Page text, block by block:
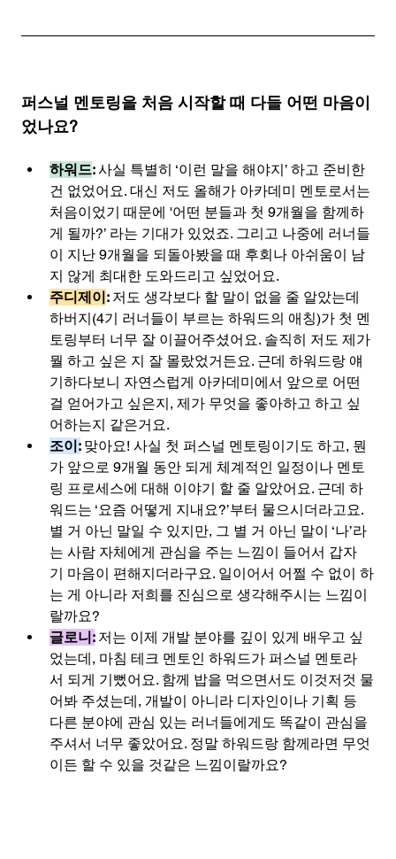
퍼스널 멘토링을 처음 시작할 때 다들 어떤 마음이
었나요?
하워드: 사실 특별히 ‘이런 말을 해야지’ 하고 준비한
건 없었어요. 대신 저도 올해가 아카데미 멘토로서는
처음이었기 때문에 '어떤 분들과 첫 9개월을 함께하
게 될까?’ 라는 기대가 있었죠. 그리고 나중에 러너들
이 지난 9개월을 되돌아봤을 때 후회나 아쉬움이 남
지 않게 최대한 도와드리고 싶었어요.
주디제이: 저도 생각보다 할 말이 없을 줄 알았는데
하버지(4기 러너들이 부르는 하워드의 애칭)가 첫 멘
토링부터 너무 잘 이끌어주셨어요. 솔직히 저도 제가
뭘 하고 싶은 지 잘 몰랐었거든요. 근데 하워드랑 얘
기하다보니 자연스럽게 아카데미에서 앞으로 어떤
걸 얻어가고 싶은지, 제가 무엇을 좋아하고 하고 싶
어하는지 같은거요.
조이: 맞아요! 사실 첫 퍼스널 멘토링이기도 하고, 뭔
가 앞으로 9개월 동안 되게 체계적인 일정이나 멘토
링 프로세스에 대해 이야기 할 줄 알았어요. 근데 하
워드는 ‘요즘 어떻게 지내요?’부터 물으시더라고요.
별 거 아닌 말일 수 있지만, 그 별 거 아닌 말이 ‘나’라
는 사람 자체에게 관심을 주는 느낌이 들어서 갑자
기 마음이 편해지더라구요. 일이어서 어쩔 수 없이 하
는 게 아니라 저희를 진심으로 생각해주시는 느낌이
랄까요?
글로니: 저는 이제 개발 분야를 깊이 있게 배우고 싶
었는데, 마침 테크 멘토인 하워드가 퍼스널 멘토라
서 되게 기뻤어요. 함께 밥을 먹으면서도 이것저것 물
어봐 주셨는데, 개발이 아니라 디자인이나 기획 등
다른 분야에 관심 있는 러너들에게도 똑같이 관심을
주셔서 너무 좋았어요. 정말 하워드랑 함께라면 무엇
이든 할 수 있을 것같은 느낌이랄까요?